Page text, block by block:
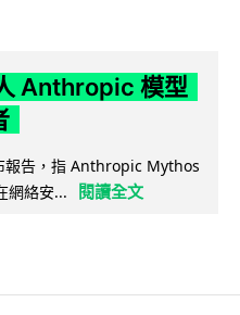
Anthropic 模型
報告，指 Anthropic Mythos
網絡安...
閱讀全文